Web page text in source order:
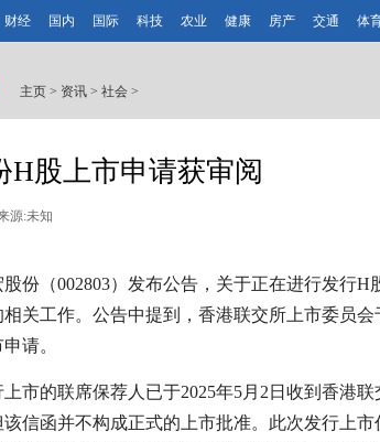
财经 国内 国际 科技 农业 健康 房产 交通 体
主页 > 资讯 > 社会 >
H股上市申请获审阅
源:未知
股份（002803）发布公告，关于正在进行发行
关工作。公告中提到，香港联交所上市委员会
请。
市的联席保荐人已于2025年5月2日收到香港
信函并不构成正式的上市批准。此次发行上